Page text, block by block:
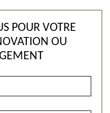
POUR VOTRE
OU